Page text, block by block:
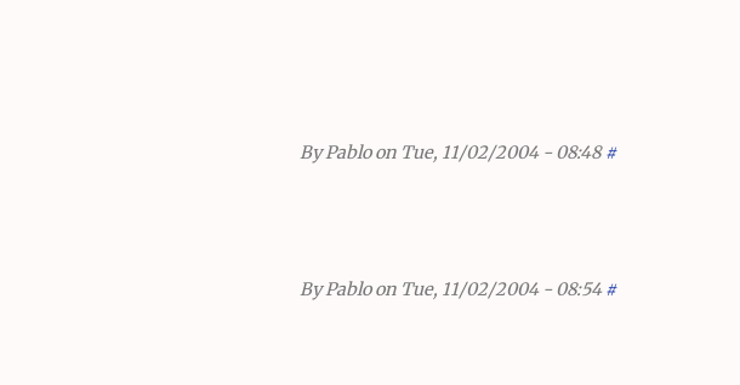
ByPabloon Tue, 11/02/2004 - 08:48 #
ByPabloon Tue, 11/02/2004 - 08:54 #